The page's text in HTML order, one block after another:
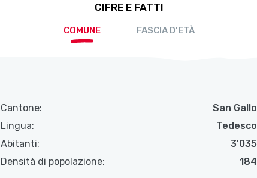
CIFRE E FATTI
COMUNE FASCIA D’ETÀ
Cantone:
San Gallo
Lingua:
Tedesco
Abitanti:
3'035
Densità di popolazione:
184